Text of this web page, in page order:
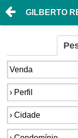
GILBERTO
Finalidade:
Perfil:
Cidade:
Condomínios: